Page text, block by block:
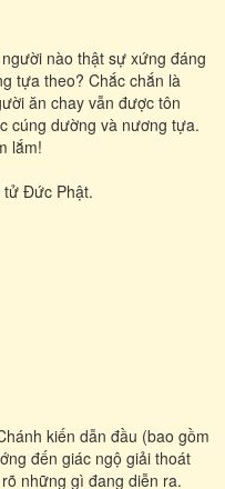
nào thật sự xứng đáng
tựa theo? Chắc chắn là
ăn chay vẫn được tôn
cúng dường và nương tựa.
lắm!
tử Đức Phật.
kiến dẫn đầu (bao gồm
đến giác ngộ giải thoát
những gì đang diễn ra.